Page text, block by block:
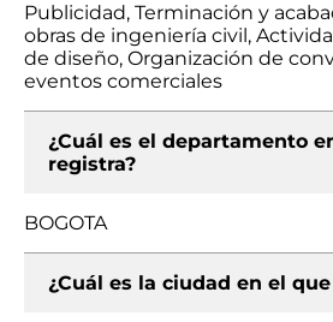
Publicidad, Terminación y
obras de ingeniería civil,
de diseño, Organización de
eventos comerciales
¿Cuál es el departamento
registra?
BOGOTA
¿Cuál es la ciudad en el